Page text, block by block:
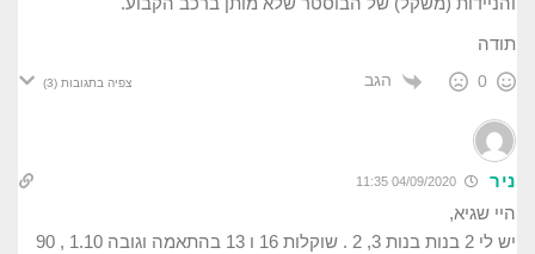
תודה
0 הגב צפיה בתגובות (3)
ניר 04/09/2020 11:35
היי שגיא,
יש לי 2 בנות בנות 3, 2 . שוקלות 16 ו 13 בהתאמה וגובה 1.10 , 90